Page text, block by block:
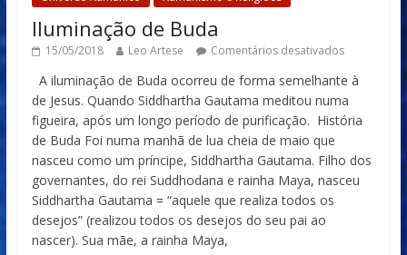
Iluminação de Buda
15/05/2018 Leo Artese Comentários desativados
A iluminação de Buda ocorreu de forma semelhante à
de Jesus. Quando Siddhartha Gautama meditou numa
figueira, após um longo período de purificação. História
de Buda Foi numa manhã de lua cheia de maio que
nasceu como um príncipe, Siddhartha Gautama. Filho dos
governantes, do rei Suddhodana e rainha Maya, nasceu
Siddhartha Gautama = “aquele que realiza todos os
desejos” (realizou todos os desejos do seu pai ao
nascer). Sua mãe, a rainha Maya,